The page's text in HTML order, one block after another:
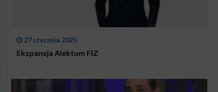
27 stycznia 2025
Ekspansja Alektum FIZ